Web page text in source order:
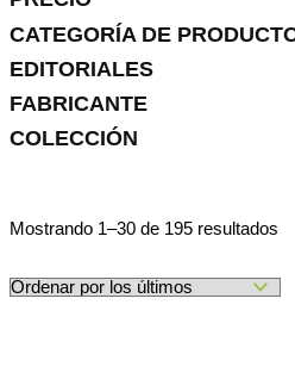
CATEGORÍA DE
EDITORIALES
FABRICANTE
COLECCIÓN
Mostrando 1–30 de 195 resultados